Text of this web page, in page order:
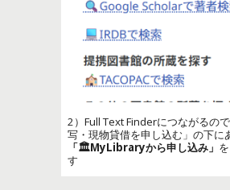
2）Full Text Finderにつながるの
写・現物貸借を申し込む」の下に
「🏛️MyLibraryから申し込み」
す